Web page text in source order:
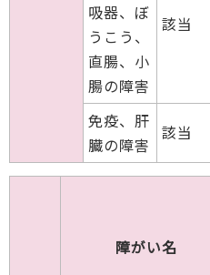
吸器、ぼ
うこう、
直腸、小
腸の障害
該当
免疫、肝
臓の障害
該当
障がい名